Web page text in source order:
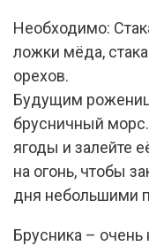
Необходимо:
ложки мёда,
орехов.
Будущим
брусничный
ягоды и залейте
на огонь, чтобы
дня небольшими
Брусника – очень